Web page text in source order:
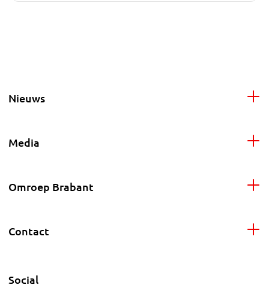
Nieuws
Media
Omroep Brabant
Contact
Social